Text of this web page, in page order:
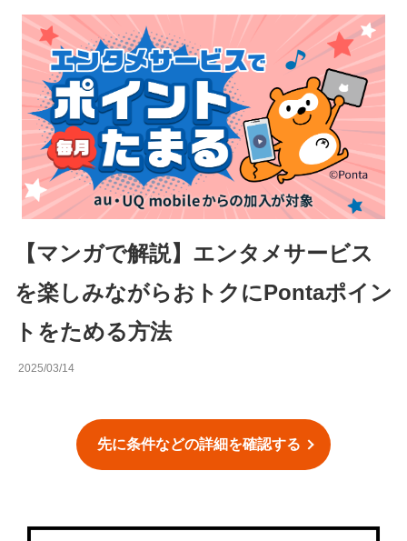
【マンガで解説】エンタメサービス
を楽しみながらおトクにPontaポイン
トをためる方法
2025/03/14
先に条件などの詳細を確認する